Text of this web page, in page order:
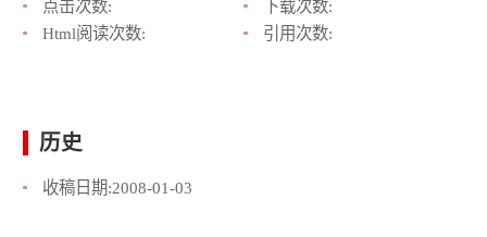
点击次数:
下载次数:
Html阅读次数:
引用次数:
历史
收稿日期:2008-01-03